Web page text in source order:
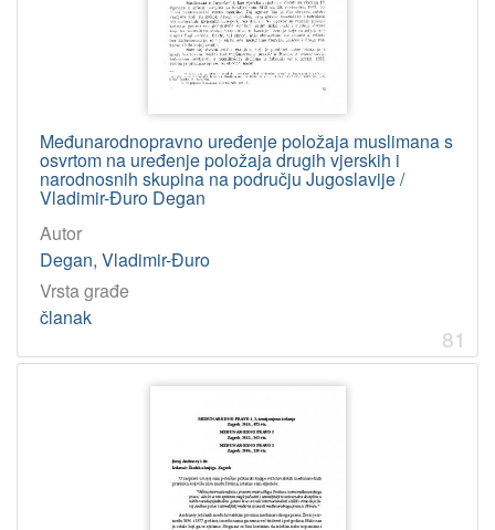
Međunarodnopravno uređenje položaja muslimana s
osvrtom na uređenje položaja drugih vjerskih i
narodnosnih skupina na području Jugoslavije /
Vladimir-Đuro Degan
Autor
Degan, Vladimir-Đuro
Vrsta građe
članak
81